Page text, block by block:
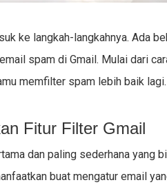
ke langkah-langkahnya. Ada
spam di Gmail. Mulai dari
memfilter spam lebih baik lagi.
Fitur Filter Gmail
dan paling sederhana yang
buat mengatur email